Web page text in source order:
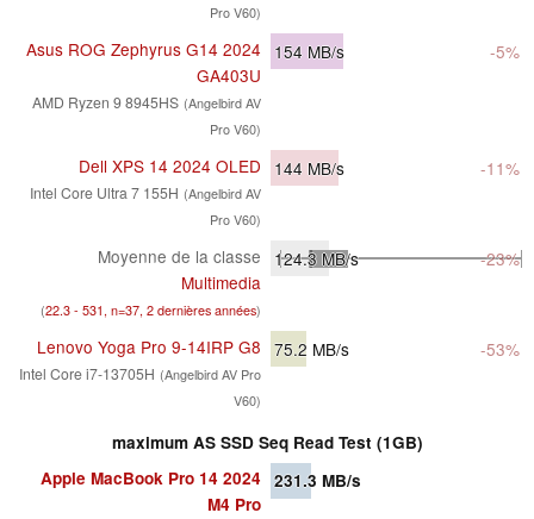
Pro V60)
Asus ROG Zephyrus G14 2024
GA403U
AMD Ryzen 9 8945HS (Angelbird AV
Pro V60)
154 MB/s -5%
Dell XPS 14 2024 OLED
Intel Core Ultra 7 155H (Angelbird AV
Pro V60)
144 MB/s -11%
Moyenne de la classe
Multimedia
(22.3 - 531, n=37, 2 dernières années)
124.3 MB/s -23%
Lenovo Yoga Pro 9-14IRP G8
Intel Core i7-13705H (Angelbird AV Pro
V60)
75.2 MB/s -53%
maximum AS SSD Seq Read Test (1GB)
Apple MacBook Pro 14 2024
M4 Pro
231.3 MB/s